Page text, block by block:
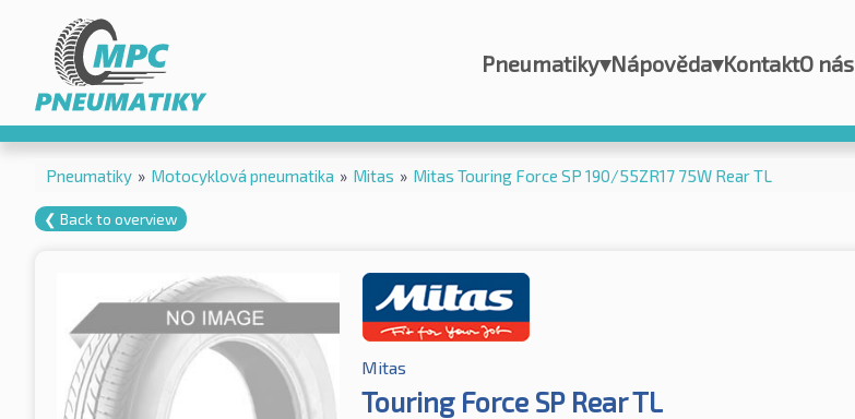
Pneumatiky▾Nápověda▾KontaktO nás
Pneumatiky » Motocyklová pneumatika » Mitas » Mitas Touring Force SP 190/55ZR17 75W Rear TL
❮ Back to overview
Mitas
Touring Force SP Rear TL